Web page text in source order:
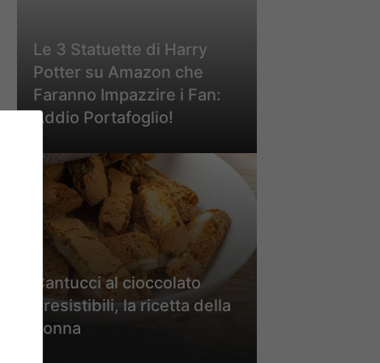
Le 3 Statuette di Harry
Potter su Amazon che
Faranno Impazzire i Fan:
Addio Portafoglio!
Cantucci al cioccolato
irresistibili, la ricetta della
nonna